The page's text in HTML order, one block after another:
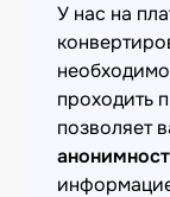
У нас на
проходить
позволяет